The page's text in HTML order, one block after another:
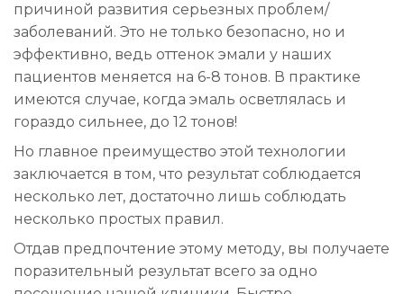
причиной развития серьезных проблем/
заболеваний. Это не только безопасно, но и
эффективно, ведь оттенок эмали у наших
пациентов меняется на 6-8 тонов. В практике
имеются случае, когда эмаль осветлялась и
гораздо сильнее, до 12 тонов!
Но главное преимущество этой технологии
заключается в том, что результат соблюдается
несколько лет, достаточно лишь соблюдать
несколько простых правил.
Отдав предпочтение этому методу, вы получаете
поразительный результат всего за одно